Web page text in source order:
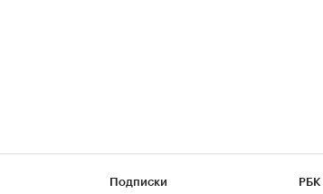
Подписки РБК